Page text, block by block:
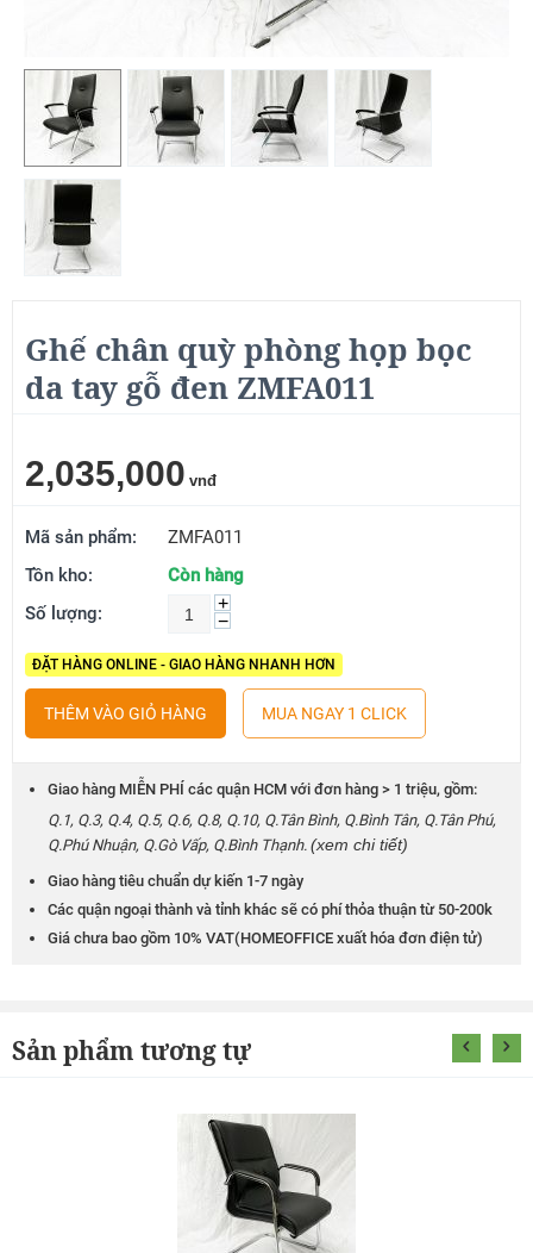
Ghế chân quỳ phòng họp bọc
da tay gỗ đen ZMFA011
2,035,000 vnđ
Mã sản phẩm:
ZMFA011
Tồn kho:
Còn hàng
Số lượng:
+
−
ĐẶT HÀNG ONLINE - GIAO HÀNG NHANH HƠN
THÊM VÀO GIỎ HÀNG MUA NGAY 1 CLICK
Giao hàng MIỄN PHÍ các quận HCM với đơn hàng > 1 triệu, gồm:
Q.1, Q.3, Q.4, Q.5, Q.6, Q.8, Q.10, Q.Tân Bình, Q.Bình Tân, Q.Tân Phú,
Q.Phú Nhuận, Q.Gò Vấp, Q.Bình Thạnh. (xem chi tiết)
Giao hàng tiêu chuẩn dự kiến 1-7 ngày
Các quận ngoại thành và tỉnh khác sẽ có phí thỏa thuận từ 50-200k
Giá chưa bao gồm 10% VAT(HOMEOFFICE xuất hóa đơn điện tử)
Sản phẩm tương tự